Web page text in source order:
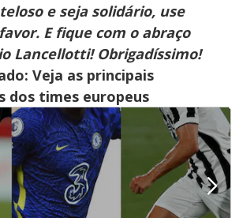
e seja solidário, use
E fique com o abraço
Lancellotti! Obrigadíssimo!
Veja as principais
dos times europeus